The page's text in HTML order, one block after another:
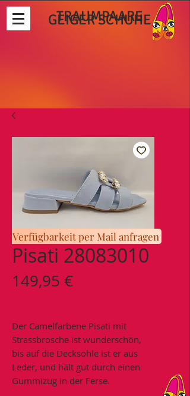
TRAUMPAARE
GEIGER SCHUHE
Pisati 28083010
149,95 €Preis
Der Camelfarbene Pisati mit
Strassbrosche ist wunderschön,
bis auf die Decksohle ist er aus
Leder, und hält gut durch einen
Gummizug in der Ferse.
Verfügbarkeit per Mail anfragen